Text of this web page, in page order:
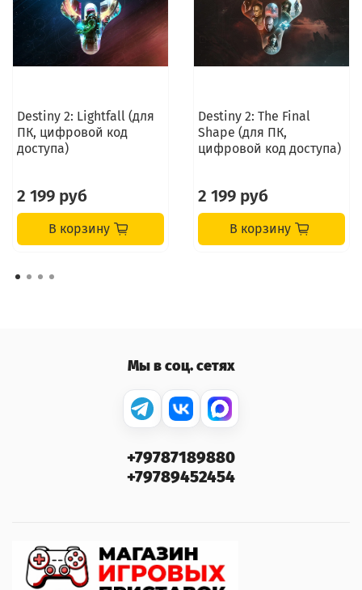
Destiny 2: Lightfall (для
ПК, цифровой код
доступа)
2 199 руб
В корзину
Destiny 2: The Final
Shape (для ПК,
цифровой код доступа)
2 199 руб
В корзину
Мы в соц. сетях
+79787189880
+79789452454